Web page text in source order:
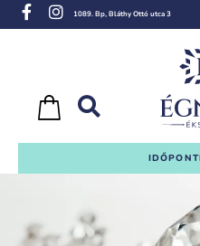
1089. Bp, Bláthy Ottó utca 3